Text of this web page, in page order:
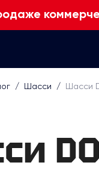
/ Шасси / Шасси